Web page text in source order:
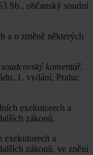
Sb., občanský soudní
a o změně některých
komentář.
1. vydání, Praha:
exekutorech a
zákonů.
exekutorech a
zákonů, ve znění